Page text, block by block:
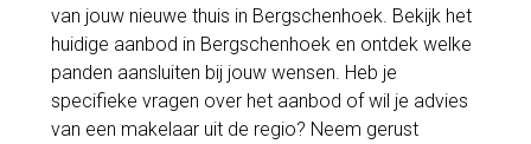
van jouw nieuwe thuis in Bergschenhoek. Bekijk het
huidige aanbod in Bergschenhoek en ontdek welke
panden aansluiten bij jouw wensen. Heb je
specifieke vragen over het aanbod of wil je advies
van een makelaar uit de regio? Neem gerust